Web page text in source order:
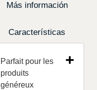
Más información
Características
Parfait pour les
produits
généreux